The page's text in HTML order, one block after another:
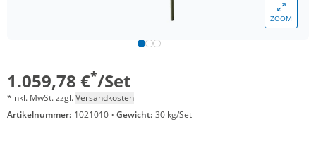
ZOOM
1.059,78 €*/Set
*inkl. MwSt. zzgl.Versandkosten
Artikelnummer: 1021010 · Gewicht: 30 kg/Set